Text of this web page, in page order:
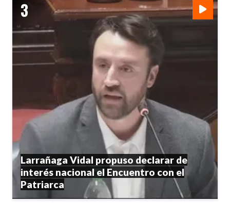
Larrañaga Vidal propuso declarar de
interés nacional el Encuentro con el
Patriarca